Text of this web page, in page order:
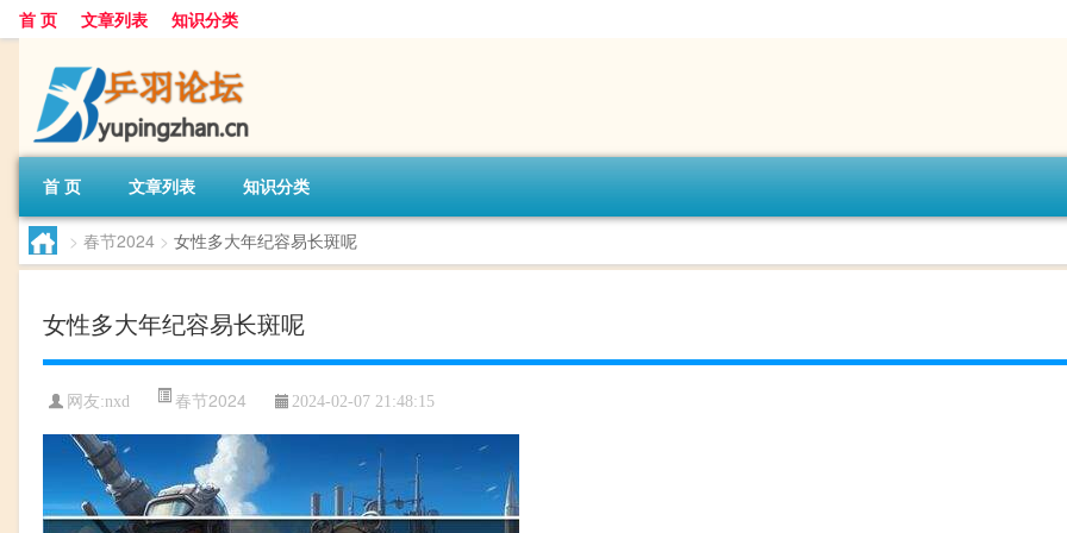
首 页 文章列表 知识分类
首 页 文章列表 知识分类
> 春节2024 > 女性多大年纪容易长斑呢
女性多大年纪容易长斑呢
网友:nxd 春节2024 2024-02-07 21:48:15